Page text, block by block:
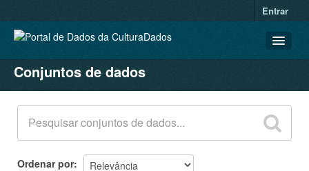
Entrar
CONJUNTOS DE DADOS
ORGANIZAÇÕES
GRUPOS
SOBRE
Conjuntos de dados
Ordenar por